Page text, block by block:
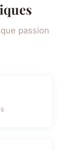
passion